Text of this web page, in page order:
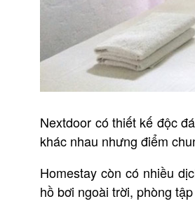
Nextdoor có thiết kế độc
khác nhau nhưng điểm
Homestay còn có nhiều
hồ bơi ngoài trời, phòng